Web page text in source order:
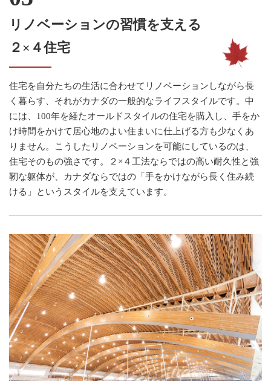
リノベーションの習慣を支える
２×４住宅
住宅を自分たちの生活に合わせてリノベーションしながら長
く暮らす、それがカナダの一般的なライフスタイルです。中
には、100年を経たオールドスタイルの住宅を購入し、手をか
け時間をかけて居心地のよい住まいに仕上げる方も少なくあ
りません。こうしたリノベーションを可能にしているのは、
住宅そのもの強さです。２×４工法ならではの高い耐久性と強
靭な躯体が、カナダならではの「手をかけながら長く住み続
ける」というスタイルを支えています。